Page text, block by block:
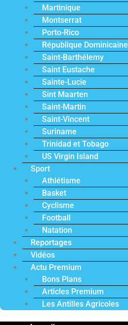
Martinique
Montserrat
Porto-Rico
République Dominicaine
Saint-Barthélemy
Saint Eustache
Sainte-Lucie
Sint Maarten
Saint-Martin
Saint-Vincent
Suriname
Trinidad et Tobago
US Virgin Island
Sport
Athlétisme
Basket
Cyclisme
Football
Natation
Reportages
Vidéos
Actu Premium
Bons Plans
Articles Premium
Les Antilles Agricoles